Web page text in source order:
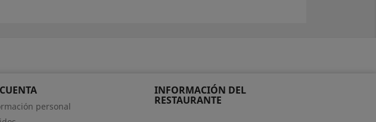
personal
INFORMACIÓN DEL
RESTAURANTE